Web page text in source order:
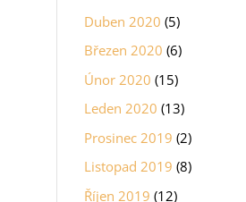
Duben 2020 (5)
Březen 2020 (6)
Únor 2020 (15)
Leden 2020 (13)
Prosinec 2019 (2)
Listopad 2019 (8)
Říjen 2019 (12)